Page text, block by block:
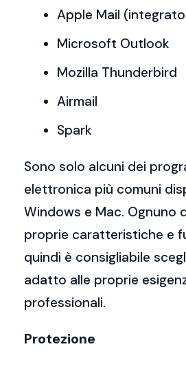
Apple Mail
Microsoft Outlook
Mozilla Thunderbird
Airmail
Spark
Sono solo alcuni dei
elettronica più comuni
Windows e Mac. Ognuno
proprie caratteristiche e
quindi è consigliabile
adatto alle proprie
professionali.
Protezione